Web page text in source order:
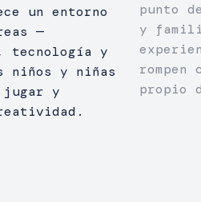
un entorno
—
y
niños y niñas
jugar y
punto
y
propio